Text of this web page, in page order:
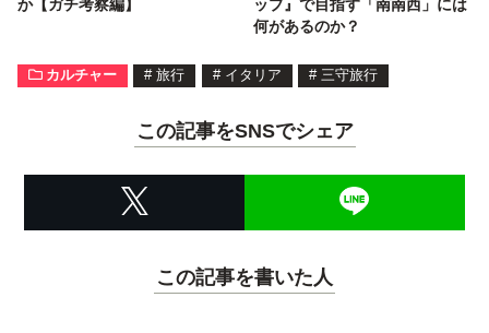
何があるのか？
カルチャー # 旅行 # イタリア # 三守旅行
この記事をSNSでシェア
この記事を書いた人